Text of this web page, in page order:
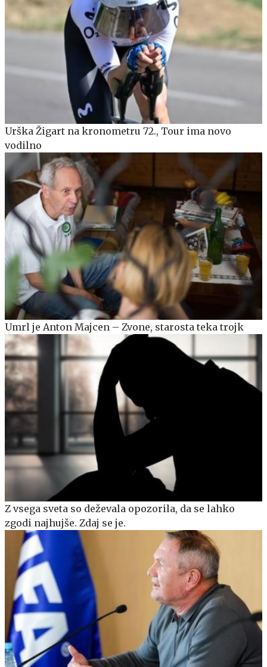
Urška Žigart na kronometru 72., Tour ima novo
vodilno
Umrl je Anton Majcen – Zvone, starosta teka trojk
Z vsega sveta so deževala opozorila, da se lahko
zgodi najhujše. Zdaj se je.